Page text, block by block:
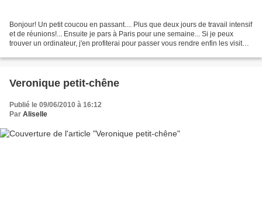
Bonjour! Un petit coucou en passant.... Plus que deux jours de travail intensif
et de réunions!... Ensuite je pars à Paris pour une semaine... Si je peux
trouver un ordinateur, j'en profiterai pour passer vous rendre enfin les visites
Veronique petit-chêne
Publié le 09/06/2010 à 16:12
Par Aliselle